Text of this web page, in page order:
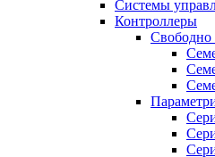
Системы
Контроллеры
Свободно